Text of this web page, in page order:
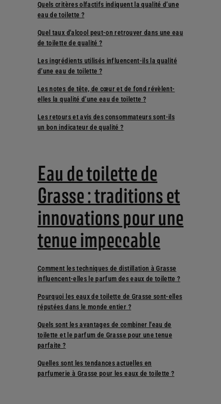
Quels critères olfactifs indiquent la qualité d’une
eau de toilette ?
Quel taux d'alcool peut-on retrouver dans une eau
de toilette de qualité ?
Les ingrédients utilisés influencent-ils la qualité
d’une eau de toilette ?
Les notes de tête, de cœur et de fond révèlent-
elles la qualité d’une eau de toilette ?
Les retours et avis des consommateurs sont-ils
un bon indicateur de qualité ?
Eau de toilette de
Grasse : traditions et
innovations pour une
tenue impeccable
Comment les techniques de distillation à Grasse
influencent-elles le parfum des eaux de toilette ?
Pourquoi les eaux de toilette de Grasse sont-elles
réputées dans le monde entier ?
Quels sont les avantages de combiner l'eau de
toilette et le parfum de Grasse pour une tenue
parfaite ?
Quelles sont les tendances actuelles en
parfumerie à Grasse pour les eaux de toilette ?